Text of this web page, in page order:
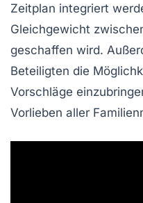
Zeitplan integriert
Gleichgewicht
geschaffen wird.
Beteiligten die
Vorschläge
Vorlieben aller